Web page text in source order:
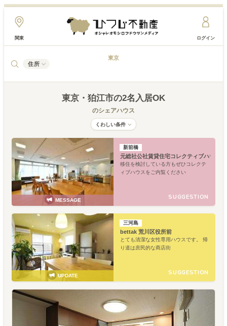
関東 ログイン
住所
東京
東京 ・狛江市の2名入居OK
のシェアハウス
くわしい条件
MESSAGE
新前橋
元総社公社賃貸住宅コレクティブハウス
移住を検討している方もぜひコレクテ
ィブハウスをご内覧ください
SUGGESTION
UPDATE
三河島
bettak 荒川区役所前
とても清潔な女性専用ハウスです。 帰
り道は庶民的な商店街
SUGGESTION